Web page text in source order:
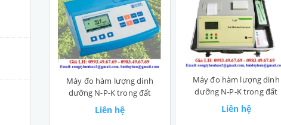
Máy đo hàm lượng dinh
dưỡng N-P-K trong đất
Liên hệ
Máy đo hàm lượng dinh
dưỡng N-P-K trong đất
Liên hệ